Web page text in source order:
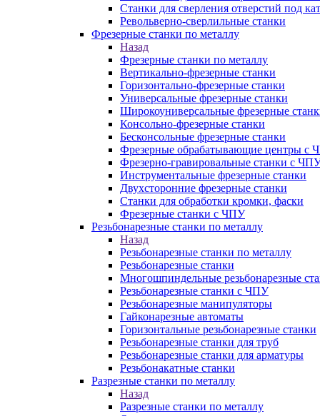
Станки для сверления отверстий под
Револьверно-сверлильные станки
Фрезерные станки по металлу
Назад
Фрезерные станки по металлу
Вертикально-фрезерные станки
Горизонтально-фрезерные станки
Универсальные фрезерные станки
Широкоуниверсальные фрезерные
Консольно-фрезерные станки
Бесконсольные фрезерные станки
Фрезерные обрабатывающие центры с
Фрезерно-гравировальные станки с
Инструментальные фрезерные станки
Двухсторонние фрезерные станки
Станки для обработки кромки, фаски
Фрезерные станки с ЧПУ
Резьбонарезные станки по металлу
Назад
Резьбонарезные станки по металлу
Резьбонарезные станки
Многошпиндельные резьбонарезные
Резьбонарезные станки с ЧПУ
Резьбонарезные манипуляторы
Гайконарезные автоматы
Горизонтальные резьбонарезные станки
Резьбонарезные станки для труб
Резьбонарезные станки для арматуры
Резьбонакатные станки
Разрезные станки по металлу
Назад
Разрезные станки по металлу